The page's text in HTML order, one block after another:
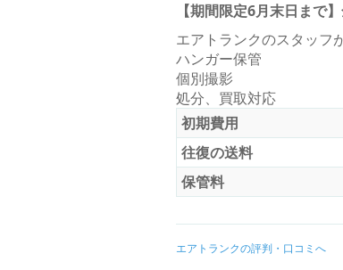
【期間限定6月末日まで
エアトランクのスタッフ
ハンガー保管
個別撮影
処分、買取対応
初期費用
往復の送料
保管料
エアトランクの評判・口コミへ